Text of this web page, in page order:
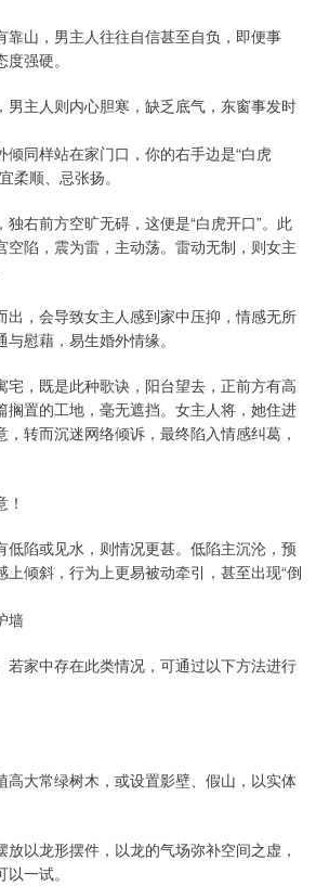
靠山，男主人往往自信甚至自负，即便事
强硬。
男主人则内心胆寒，缺乏底气，东窗事发时
倾同样站在家门口，你的右手边是“白虎
柔顺、忌张扬。
右前方空旷无碍，这便是“白虎开口”。此
空陷，震为雷，主动荡。雷动无制，则女主
出，会导致女主人感到家中压抑，情感无所
慰藉，易生婚外情缘。
宅，既是此种歌诀，阳台望去，正前方有高
搁置的工地，毫无遮挡。女主人将，她住进
转而沉迷网络倾诉，最终陷入情感纠葛，
低陷或见水，则情况更甚。低陷主沉沦，预
倾斜，行为上更易被动牵引，甚至出现“倒
墙
若家中存在此类情况，可通过以下方法进行
高大常绿树木，或设置影壁、假山，以实体
以龙形摆件，以龙的气场弥补空间之虚，
一试。